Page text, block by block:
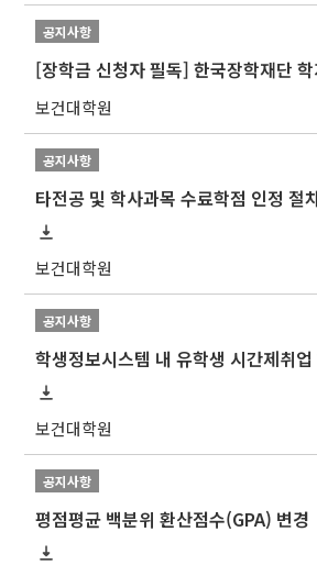
공지사항
보건대학원
공지사항
타전공 및 학사과목 수료학점 인정 절
보건대학원
공지사항
보건대학원
공지사항
평점평균 백분위 환산점수(GPA) 변경